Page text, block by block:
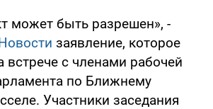
может быть разрешен», -
заявление, которое
встрече с членами рабочей
по Ближнему
Участники заседания